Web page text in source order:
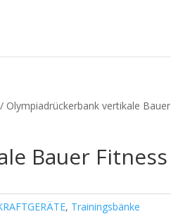
/ Olympiadrückerbank vertikale
Bauer Fitness
, Trainingsbänke